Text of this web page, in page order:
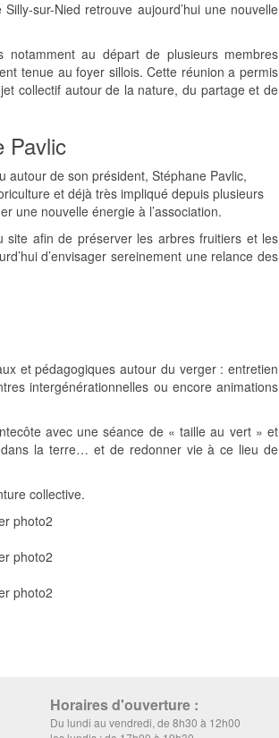
sur-Nied retrouve aujourd’hui une nouvelle
notamment au départ de plusieurs membres
tenue au foyer sillois. Cette réunion a permis
collectif autour de la nature, du partage et de
Pavlic
autour de son président, Stéphane Pavlic,
et déjà très impliqué depuis plusieurs
une nouvelle énergie à l’association.
site afin de préserver les arbres fruitiers et les
d’envisager sereinement une relance des
et pédagogiques autour du verger : entretien
intergénérationnelles ou encore animations
avec une séance de « taille au vert » et
dans la terre… et de redonner vie à ce lieu de
collective.
Horaires d'ouverture :
Du lundi au vendredi, de 8h30 à 12h00